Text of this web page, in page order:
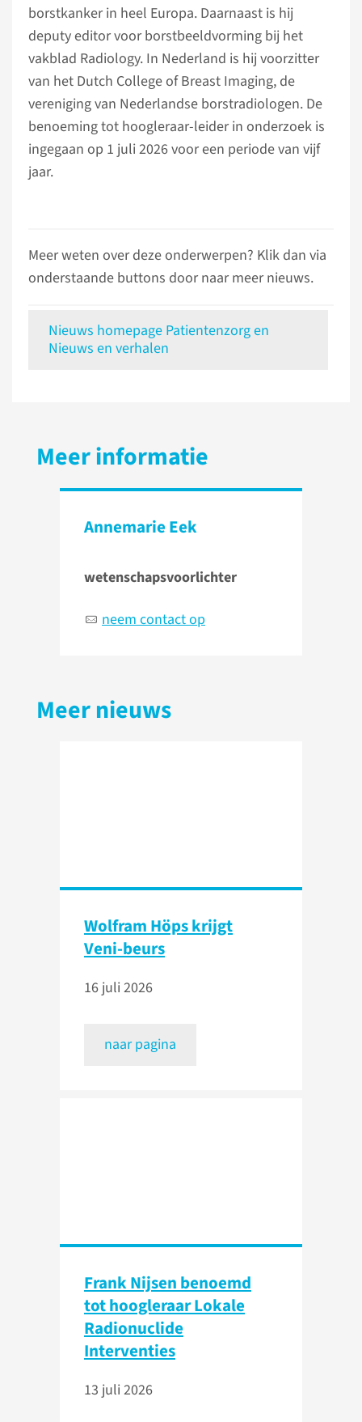
borstkanker in heel Europa. Daarnaast is hij
deputy editor voor borstbeeldvorming bij het
vakblad Radiology. In Nederland is hij voorzitter
van het Dutch College of Breast Imaging, de
vereniging van Nederlandse borstradiologen. De
benoeming tot hoogleraar-leider in onderzoek is
ingegaan op 1 juli 2026 voor een periode van vijf
jaar.
Meer weten over deze onderwerpen? Klik dan via
onderstaande buttons door naar meer nieuws.
Nieuws homepage Patientenzorg en
Nieuws en verhalen
Meer informatie
Annemarie Eek
wetenschapsvoorlichter
neem contact op
Meer nieuws
Wolfram Höps krijgt
Veni-beurs
16 juli 2026
naar pagina
Frank Nijsen benoemd
tot hoogleraar Lokale
Radionuclide
Interventies
13 juli 2026